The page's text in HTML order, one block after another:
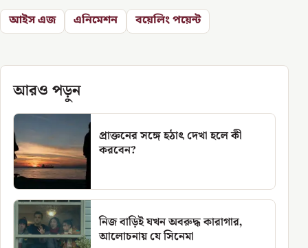
আইস এজ এনিমেশন বয়েলিং পয়েন্ট
আরও পড়ুন
প্রাক্তনের সঙ্গে হঠাৎ দেখা হলে কী
করবেন?
নিজ বাড়িই যখন অবরুদ্ধ কারাগার,
আলোচনায় যে সিনেমা